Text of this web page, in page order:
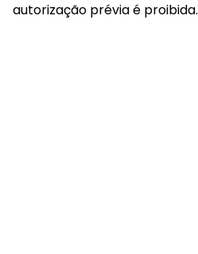
autorização prévia é proibida.